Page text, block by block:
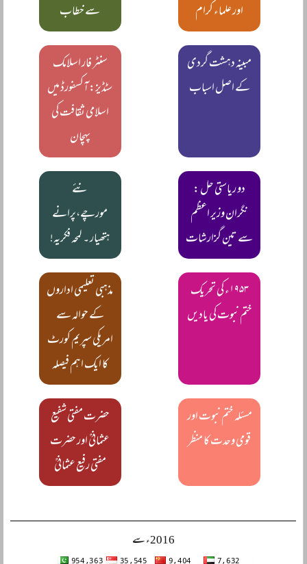
اور علماء کرام
سے خطاب
مبینہ دہشت گردی
کے اصل اسباب
سنٹر فار اسلامک
سٹڈیز: آکسفورڈ میں
اسلامی ثقافت کی
پہچان
دو ریاستی حل :
نگران وزیر اعظم
سے تین گزارشات
نئے
مورچے،پرانے
ہتھیار ۔ لمحہ فکریہ!
۱۹۵۳ء کی تحریک
ختم نبوت کی یادیں
مذہبی تعلیمی اداروں
کے حوالہ سے
امریکی سپریم کورٹ
کا ایک اہم فیصلہ
مسئلہ ختم نبوت اور
قومی وحدت کا منظر
حضرت مفتی شفیع
عثمانیؒ اور حضرت
مفتی رفیع عثمانیؒ
2016ء سے